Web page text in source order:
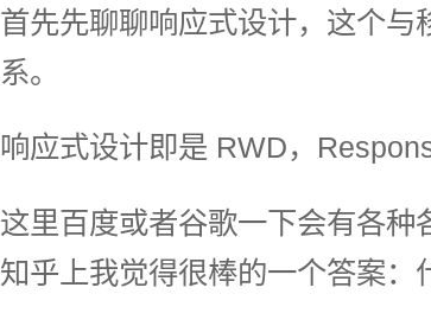
首先先聊聊响应式设计，这个与
系。
响应式设计即是 RWD，
这里百度或者谷歌一下会有各种
知乎上我觉得很棒的一个答案：